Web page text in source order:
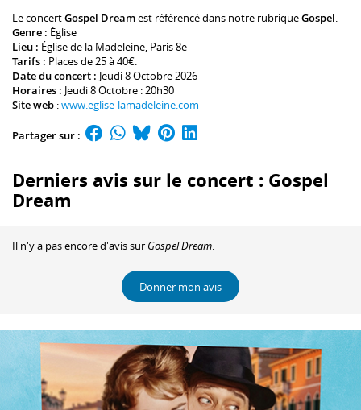
Le concertGospel Dreamest référencé dans notre rubriqueGospel
Genre : Église
Lieu : Église de la Madeleine , Paris 8e
Tarifs : Places de 25 à 40€.
Date du concert : Jeudi 8 Octobre 2026
Horaires : Jeudi 8 Octobre : 20h30
Site web :www.eglise-lamadeleine.com
Partager sur :
Derniers avis sur le concert : Gospel
Dream
Il n'y a pas encore d'avis sur Gospel Dream.
Donner mon avis